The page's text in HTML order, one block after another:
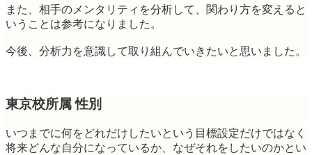
また、相手のメンタリティを分析して、関わり方を変えると
いうことは参考になりました。
今後、分析力を意識して取り組んでいきたいと思いました。
東京校所属 性別
いつまでに何をどれだけしたいという目標設定だけではなく
将来どんな自分になっているか、なぜそれをしたいのかとい